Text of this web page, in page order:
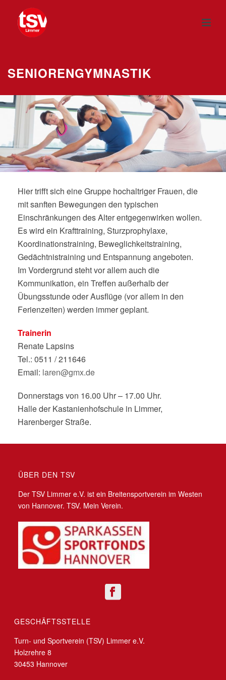
SENIORENGYMNASTIK
Hier trifft sich eine Gruppe hochaltriger Frauen, die
mit sanften Bewegungen den typischen
Einschränkungen des Alter entgegenwirken wollen.
Es wird ein Krafttraining, Sturzprophylaxe,
Koordinationstraining, Beweglichkeitstraining,
Gedächtnistraining und Entspannung angeboten.
Im Vordergrund steht vor allem auch die
Kommunikation, ein Treffen außerhalb der
Übungsstunde oder Ausflüge (vor allem in den
Ferienzeiten) werden immer geplant.
Trainerin
Renate Lapsins
Tel.: 0511 / 211646
Email: laren@gmx.de
Donnerstags von 16.00 Uhr – 17.00 Uhr.
Halle der Kastanienhofschule in Limmer,
Harenberger Straße.
ÜBER DEN TSV
Der TSV Limmer e.V. ist ein Breitensportverein im Westen
von Hannover. TSV. Mein Verein.
GESCHÄFTSSTELLE
Turn- und Sportverein (TSV) Limmer e.V.
Holzrehre 8
30453 Hannover